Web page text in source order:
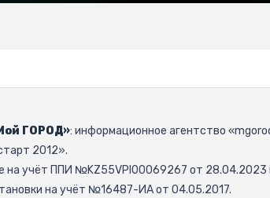
ГОРОД»: информационное агентство
2012».
на учёт ППИ №KZ55VPI00069267 от 28.04.2023
на учёт №16487-ИА от 04.05.2017.